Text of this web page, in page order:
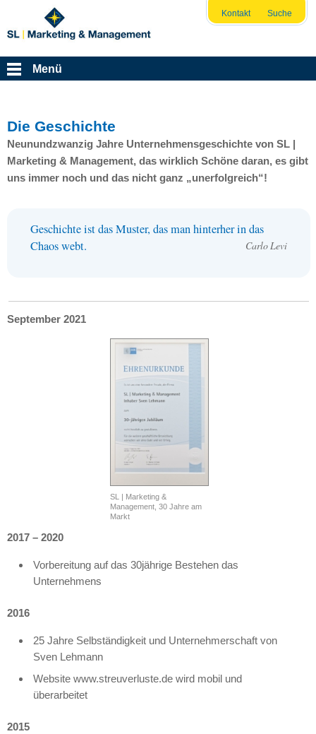
Kontakt Suche
Menü
Die Geschichte
Neunundzwanzig Jahre Unternehmensgeschichte von SL |
Marketing & Management, das wirklich Schöne daran, es gibt
uns immer noch und das nicht ganz „unerfolgreich“!
Geschichte ist das Muster, das man hinterher in das
Chaos webt.
Carlo Levi
September 2021
SL | Marketing &
Management, 30 Jahre am
Markt
2017 – 2020
Vorbereitung auf das 30jährige Bestehen das
Unternehmens
2016
25 Jahre Selbständigkeit und Unternehmerschaft von
Sven Lehmann
Website www.streuverluste.de wird mobil und
überarbeitet
2015